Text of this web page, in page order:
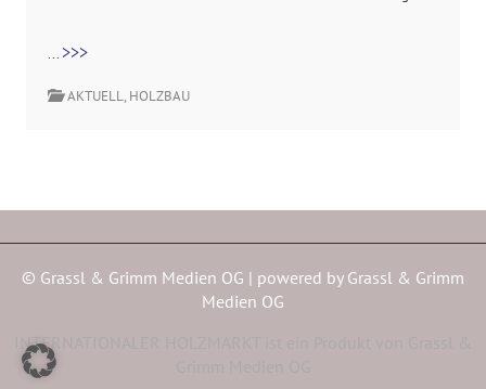
... >>>
AKTUELL, HOLZBAU
© Grassl & Grimm Medien OG | powered by Grassl & Grimm
Medien OG
INTERNATIONALER HOLZMARKT ist ein Produkt von Grassl &